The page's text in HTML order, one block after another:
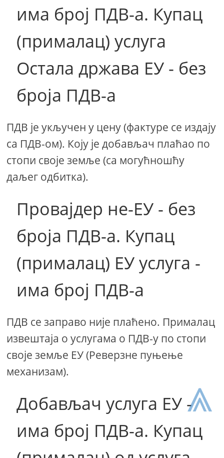
има број ПДВ-а. Купац
(прималац) услуга
Остала држава ЕУ - без
броја ПДВ-а
ПДВ је укључен у цену (фактуре се издају
са ПДВ-ом). Коју је добављач плаћао по
стопи своје земље (са могућношћу
даљег одбитка).
Провајдер не-ЕУ - без
броја ПДВ-а. Купац
(прималац) ЕУ услуга -
има број ПДВ-а
ПДВ се заправо није плаћено. Прималац
извештаја о услугама о ПДВ-у по стопи
своје земље ЕУ (Реверзне пуњење
механизам).
Добављач услуга ЕУ -
има број ПДВ-а. Купац
⩓